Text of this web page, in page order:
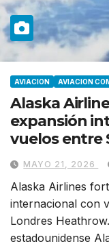
AVIACION AVIACION
Alaska
expansión
vuelos entre
Heathrow
MAYO 21, 2026
Alaska Airlines
internacional con
Londres
estadounidense